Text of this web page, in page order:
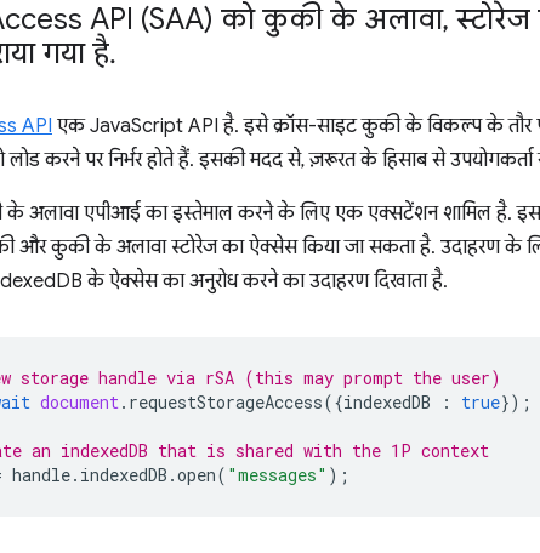
API (SAA) को कुकी के अलावा,
गया है.
API एक JavaScript API है. इसे क्रॉस-साइट कुकी के विकल्प के तौर
लोड करने पर निर्भर होते हैं. इसकी मदद से, ज़रूरत के हिसाब से
के अलावा एपीआई का इस्तेमाल करने के लिए एक एक्सटेंशन शामिल है. इस
और कुकी के अलावा स्टोरेज का ऐक्सेस किया जा सकता है. उदाहरण
के ऐक्सेस का अनुरोध करने का उदाहरण दिखाता है.
storage handle via rSA (this may prompt the user)
document. requestStorageAccess({indexedDB : true});
an indexedDB that is shared with the 1P context
handle. indexedDB .open( "messages" );